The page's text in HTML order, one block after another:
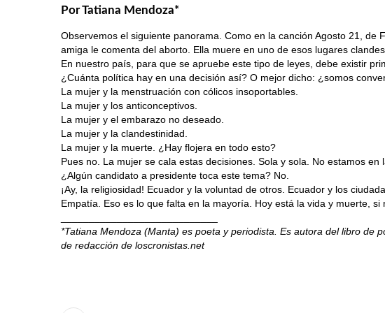
Por Tatiana Mendoza*
Observemos el siguiente panorama. Como en la canción Agosto 21,
amiga le comenta del aborto. Ella muere en uno de esos lugares
En nuestro país, para que se apruebe este tipo de leyes, debe existir
¿Cuánta política hay en una decisión así? O mejor dicho: ¿somos
La mujer y la menstruación con cólicos insoportables.
La mujer y los anticonceptivos.
La mujer y el embarazo no deseado.
La mujer y la clandestinidad.
La mujer y la muerte. ¿Hay flojera en todo esto?
Pues no. La mujer se cala estas decisiones. Sola y sola. No estamos
¿Algún candidato a presidente toca este tema? No.
¡Ay, la religiosidad! Ecuador y la voluntad de otros. Ecuador y los
Empatía. Eso es lo que falta en la mayoría. Hoy está la vida y muerte, si
*Tatiana Mendoza (Manta) es poeta y periodista. Es autora del libro de
de redacción de loscronistas.net